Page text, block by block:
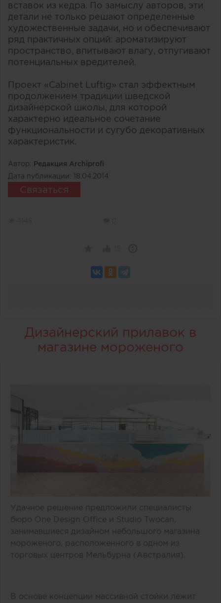
вставок из кедра. По замыслу авторов, эти
детали не только решают определенные
художественные задачи, но и обеспечивают
ряд практичных опций: ароматизируют
пространство, впитывают влагу, отпугивают
потенциальных вредителей.
Проект «Cabinet Luftig» стал эффектным
продолжением традиции шведской
дизайнерской школы, для которой
характерно идеальное сочетание
функциональности и сугубо декоративных
характеристик.
Автор: Редакция Archiprofi
Дата публикации: 18.04.2014
Связаться
Дизайнерский прилавок в
магазине мороженого
Удачное решение предложили специалисты
бюро One Design Office и Studio Twocan,
занимавшиеся дизайном небольшого магазина
мороженого, расположенного в одном из
торговых центров Мельбурна (Австралия).
В основе концепции массивной стойки лежит